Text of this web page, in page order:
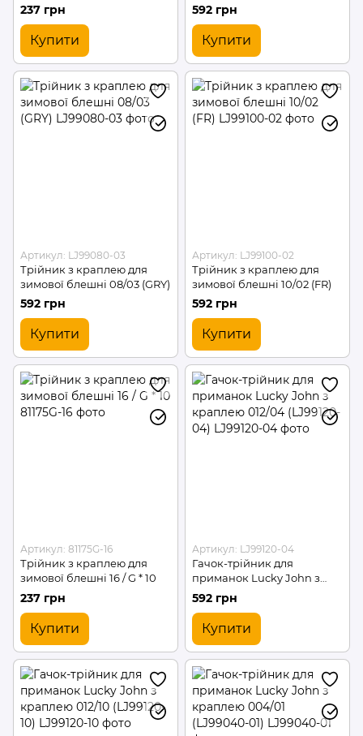
237 грн
Купити
592 грн
Купити
Артикул: LJ99080-03
Трійник з краплею для
зимової блешні 08/03 (GRY)
592 грн
Купити
Артикул: LJ99100-02
Трійник з краплею для
зимової блешні 10/02 (FR)
592 грн
Купити
Артикул: 81175G-16
Трійник з краплею для
зимової блешні 16 / G * 10
237 грн
Купити
Артикул: LJ99120-04
Гачок-трійник для
приманок Lucky John з
краплею 012/04 (LJ99120-
592 грн
Купити